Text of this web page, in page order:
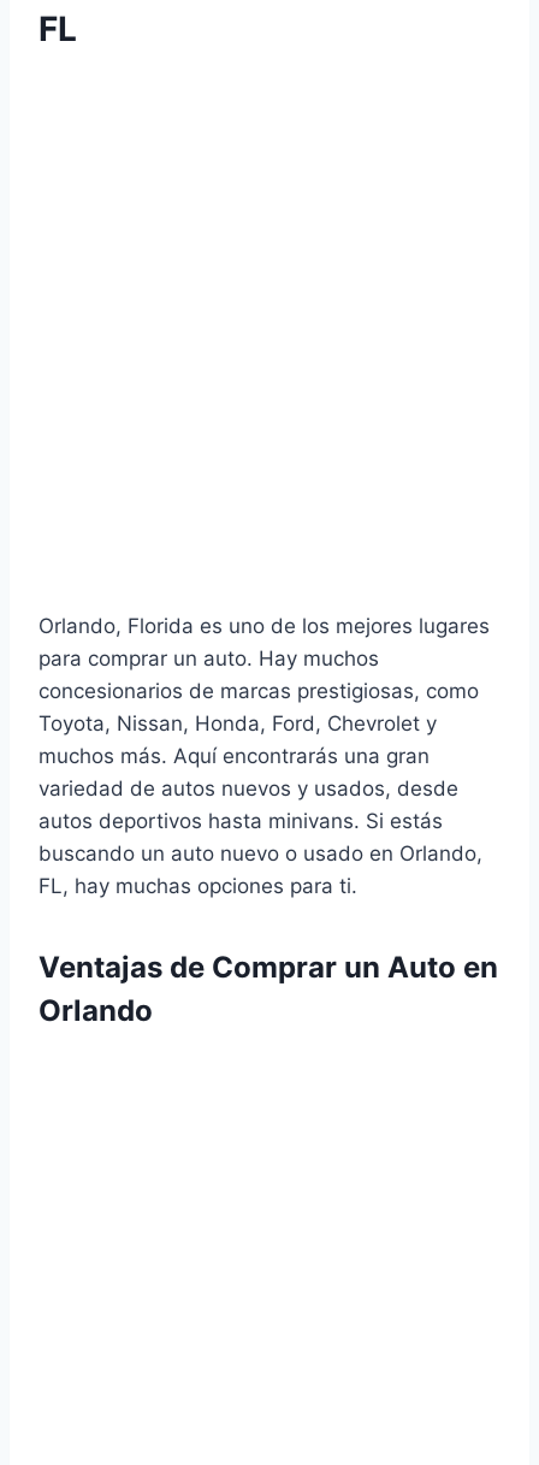
FL
Orlando, Florida es uno de los mejores lugares
para comprar un auto. Hay muchos
concesionarios de marcas prestigiosas, como
Toyota, Nissan, Honda, Ford, Chevrolet y
muchos más. Aquí encontrarás una gran
variedad de autos nuevos y usados, desde
autos deportivos hasta minivans. Si estás
buscando un auto nuevo o usado en Orlando,
FL, hay muchas opciones para ti.
Ventajas de Comprar un Auto en
Orlando